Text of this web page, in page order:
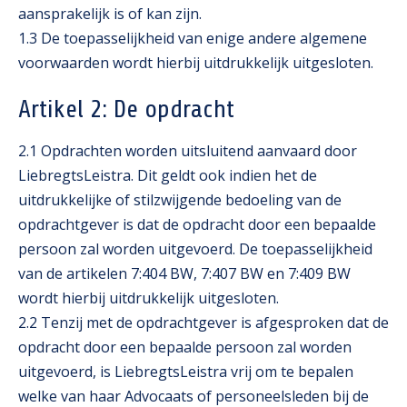
aansprakelijk is of kan zijn.
1.3 De toepasselijkheid van enige andere algemene
voorwaarden wordt hierbij uitdrukkelijk uitgesloten.
Artikel 2: De opdracht
2.1 Opdrachten worden uitsluitend aanvaard door
LiebregtsLeistra. Dit geldt ook indien het de
uitdrukkelijke of stilzwijgende bedoeling van de
opdrachtgever is dat de opdracht door een bepaalde
persoon zal worden uitgevoerd. De toepasselijkheid
van de artikelen 7:404 BW, 7:407 BW en 7:409 BW
wordt hierbij uitdrukkelijk uitgesloten.
2.2 Tenzij met de opdrachtgever is afgesproken dat de
opdracht door een bepaalde persoon zal worden
uitgevoerd, is LiebregtsLeistra vrij om te bepalen
welke van haar Advocaats of personeelsleden bij de